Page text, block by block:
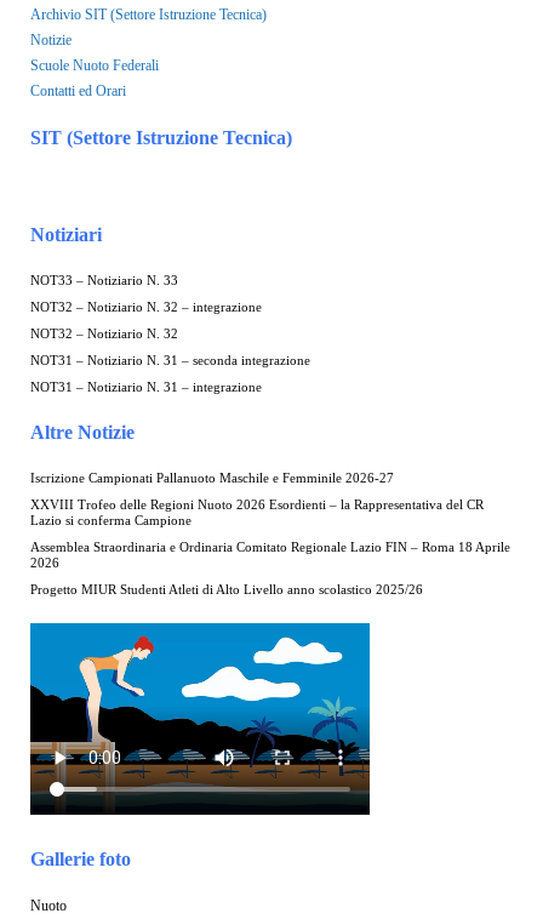
Archivio SIT (Settore Istruzione Tecnica)
Notizie
Scuole Nuoto Federali
Contatti ed Orari
SIT (Settore Istruzione Tecnica)
Notiziari
NOT33 – Notiziario N. 33
NOT32 – Notiziario N. 32 – integrazione
NOT32 – Notiziario N. 32
NOT31 – Notiziario N. 31 – seconda integrazione
NOT31 – Notiziario N. 31 – integrazione
Altre Notizie
Iscrizione Campionati Pallanuoto Maschile e Femminile 2026-27
XXVIII Trofeo delle Regioni Nuoto 2026 Esordienti – la Rappresentativa del CR
Lazio si conferma Campione
Assemblea Straordinaria e Ordinaria Comitato Regionale Lazio FIN – Roma 18 Aprile
2026
Progetto MIUR Studenti Atleti di Alto Livello anno scolastico 2025/26
Gallerie foto
Nuoto